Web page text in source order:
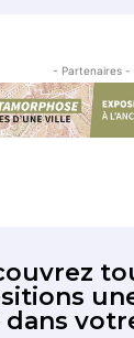
- Partenaires -
dans